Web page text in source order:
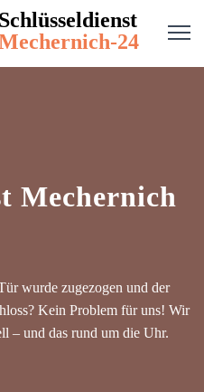
Schlüsseldienst
24
Mechernich
wurde zugezogen und der
Kein Problem für uns! Wir
– und das rund um die Uhr.